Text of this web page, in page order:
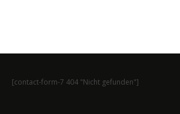
[contact-form-7 404 "Nicht gefunden"]